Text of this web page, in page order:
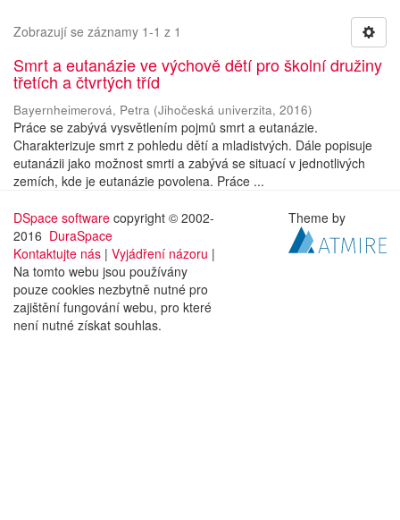
Zobrazují se záznamy 1-1 z 1
Smrt a eutanázie ve výchově dětí pro školní družiny
třetích a čtvrtých tříd
Bayernheimerová, Petra (Jihočeská univerzita, 2016)
Práce se zabývá vysvětlením pojmů smrt a eutanázie.
Charakterizuje smrt z pohledu dětí a mladistvých. Dále popisuje
eutanázii jako možnost smrti a zabývá se situací v jednotlivých
zemích, kde je eutanázie povolena. Práce ...
DSpace software copyright © 2002-
2016 DuraSpace
Kontaktujte nás | Vyjádření názoru |
Na tomto webu jsou používány
pouze cookies nezbytně nutné pro
zajištění fungování webu, pro které
není nutné získat souhlas.
Theme by